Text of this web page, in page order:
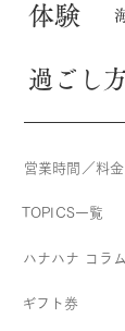
体験
過ごし
​ハナハナ コラム
営業時間／料金
TOPICS一覧
ギフト券